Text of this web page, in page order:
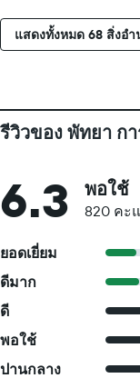
แสดงทั้งหมด 68 สิ่งอ
รีวิวของ พัทยา ก
6.3 พอใช้
820 คะ
ยอดเยี่ยม
ดีมาก
ดี
พอใช้
ปานกลาง